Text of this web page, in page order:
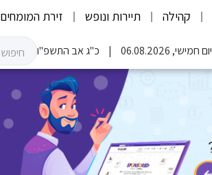
קהילה תיירות ונופש זירת המומחים
יום חמישי, 06.08.2026 כ"ג אב התשפ"ו